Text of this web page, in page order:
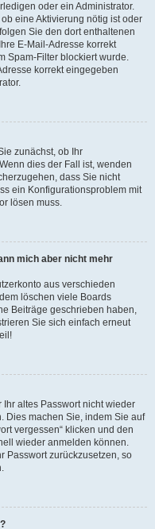
oder ein Administrator.
eine Aktivierung nötig ist oder
Sie den dort enthaltenen
E-Mail-Adresse korrekt
Spam-Filter blockiert wurde.
korrekt eingegeben
zunächst, ob Ihr
dies der Fall ist, wenden
dass Sie nicht
ein Konfigurationsproblem mit
lösen muss.
mich aber nicht mehr
aus verschieden
löschen viele Boards
Beiträge geschrieben haben,
Sie sich einfach erneut
Ihr altes Passwort nicht wieder
Dies machen Sie, indem Sie auf
vergessen“ klicken und den
wieder anmelden können.
Passwort zurückzusetzen, so